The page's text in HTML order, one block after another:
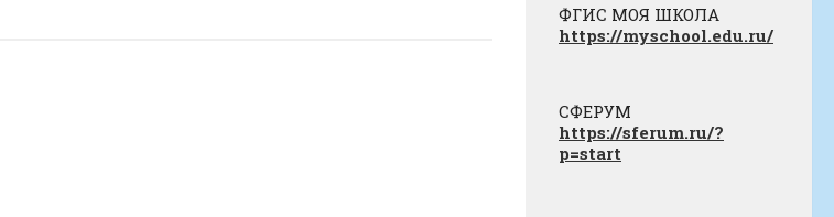
ФГИС МОЯ ШКОЛА
https://myschool.edu.ru/
СФЕРУМ
https://sferum.ru/?
p=start